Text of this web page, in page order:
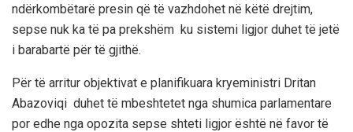
ndërkombëtarë presin që të vazhdohet në këtë drejtim,
sepse nuk ka të pa prekshëm ku sistemi ligjor duhet të jetë
i barabartë për të gjithë.
Për të arritur objektivat e planifikuara kryeministri Dritan
Abazoviqi duhet të mbeshtetet nga shumica parlamentare
por edhe nga opozita sepse shteti ligjor është në favor të